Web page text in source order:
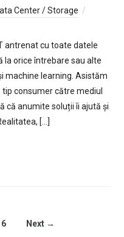
Center / Storage
antrenat cu toate datele
la orice întrebare sau alte
machine learning. Asistăm
consumer către mediul
că anumite soluții îi ajută și
[…]
Next →